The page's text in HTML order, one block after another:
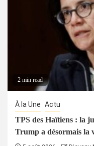
2 min read
À la Une Actu
TPS des Haïtiens : la
Trump a désormais la